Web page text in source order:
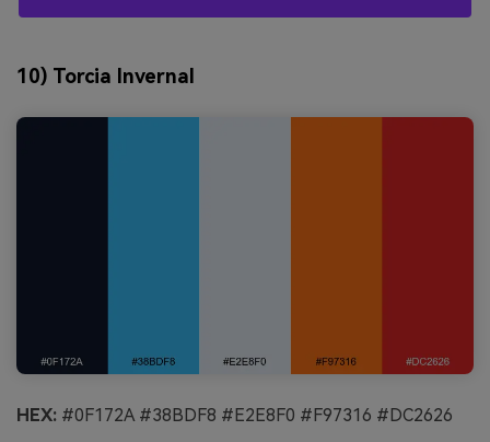
10) Torcia Invernal
HEX: #0F172A #38BDF8 #E2E8F0 #F97316 #DC2626